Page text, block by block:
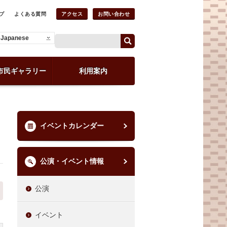
よくある質問 アクセス お問い合わせ
Japanese
民ギャラリー 利用案内
イベントカレンダー
公演・イベント情報
公演
イベント